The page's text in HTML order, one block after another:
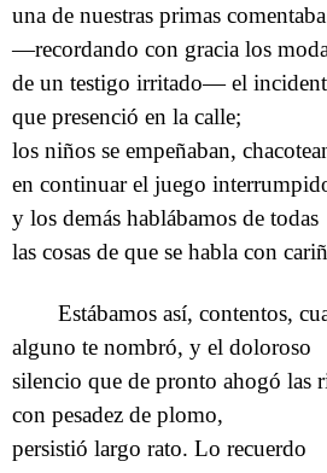
una de nuestras primas comentaba
—recordando con gracia los
de un testigo irritado— el
que presenció en la calle;
los niños se empeñaban,
en continuar el juego
y los demás hablábamos de todas
las cosas de que se habla con
Estábamos así, contentos,
alguno te nombró, y el doloroso
silencio que de pronto ahogó las
con pesadez de plomo,
persistió largo rato. Lo recuerdo